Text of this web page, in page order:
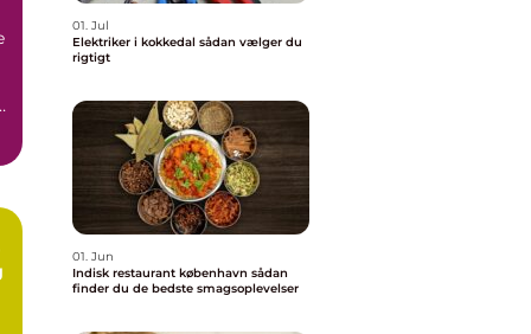
01. Jul
Elektriker i kokkedal sådan vælger du
rigtigt
01. Jun
Indisk restaurant københavn sådan
finder du de bedste smagsoplevelser